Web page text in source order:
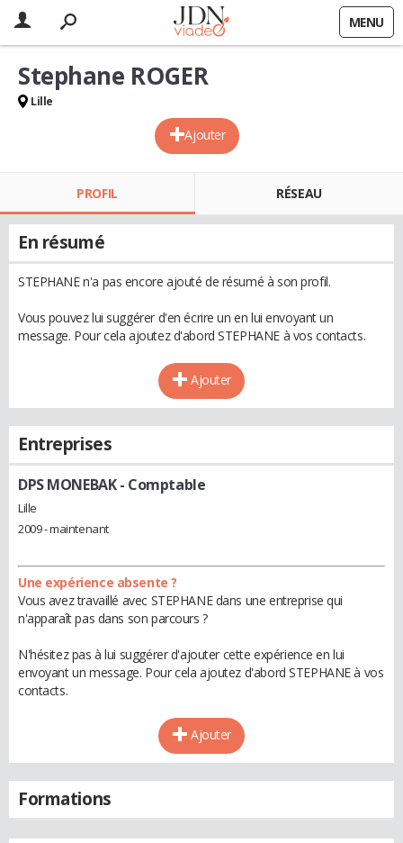
MENU
Ajouter
Stephane ROGER
Lille
PROFIL RÉSEAU
En résumé
STEPHANE n'a pas encore ajouté de résumé à son profil.
Vous pouvez lui suggérer d'en écrire un en lui envoyant un
message. Pour cela ajoutez d'abord STEPHANE à vos contacts.
Ajouter
Entreprises
DPS MONEBAK- Comptable
Lille
2009 - maintenant
Une expérience absente ?
Vous avez travaillé avec STEPHANE dans une entreprise qui
n'apparaît pas dans son parcours ?
N'hésitez pas à lui suggérer d'ajouter cette expérience en lui
envoyant un message. Pour cela ajoutez d'abord STEPHANE à vos
contacts.
Ajouter
Formations